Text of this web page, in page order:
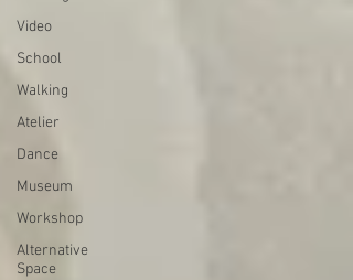
Video
School
Walking
Atelier
Dance
Museum
Workshop
Alternative
Space